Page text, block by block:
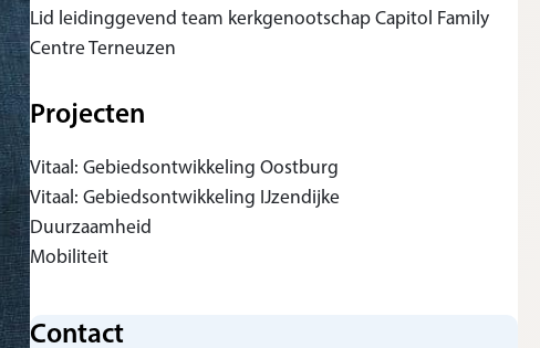
Lid leidinggevend team kerkgenootschap Capitol Family
Centre Terneuzen
Projecten
Vitaal: Gebiedsontwikkeling Oostburg
Vitaal: Gebiedsontwikkeling IJzendijke
Duurzaamheid
Mobiliteit
Contact